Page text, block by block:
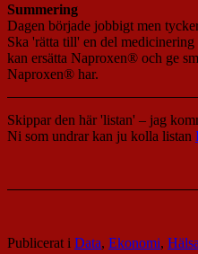
Summering
Dagen började jobbigt men
Ska 'rätta till' en del
kan ersätta Naproxen® och ge
Naproxen® har.
Skippar den här 'listan' – jag
Ni som undrar kan ju kolla listan
Publicerat i Data, Ekonomi, Hälsa